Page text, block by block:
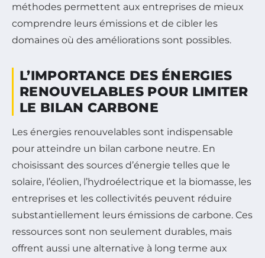
méthodes permettent aux entreprises de mieux
comprendre leurs émissions et de cibler les
domaines où des améliorations sont possibles.
L’IMPORTANCE DES ÉNERGIES
RENOUVELABLES POUR LIMITER
LE BILAN CARBONE
Les énergies renouvelables sont indispensable
pour atteindre un bilan carbone neutre. En
choisissant des sources d’énergie telles que le
solaire, l’éolien, l’hydroélectrique et la biomasse, les
entreprises et les collectivités peuvent réduire
substantiellement leurs émissions de carbone. Ces
ressources sont non seulement durables, mais
offrent aussi une alternative à long terme aux